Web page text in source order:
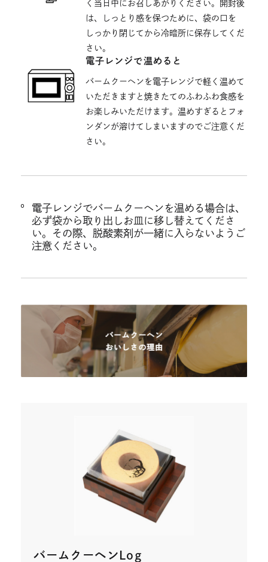
く当日中にお召しあがりください。開封後
は、しっとり感を保つために、袋の口を
しっかり閉じてから冷暗所に保存してくだ
さい。
電子レンジで温めると
バームクーヘンを電子レンジで軽く温めて
いただきますと焼きたてのふわふわ食感を
お楽しみいただけます。温めすぎるとフォ
ンダンが溶けてしまいますのでご注意くだ
さい。
電子レンジでバームクーヘンを温める場合は、
必ず袋から取り出しお皿に移し替えてくださ
い。その際、脱酸素剤が一緒に入らないようご
注意ください。
バームクーヘンLog